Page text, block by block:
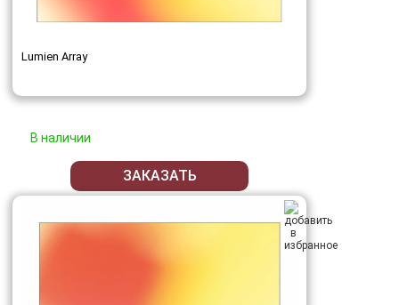
Lumien Array
В наличии
ЗАКАЗАТЬ